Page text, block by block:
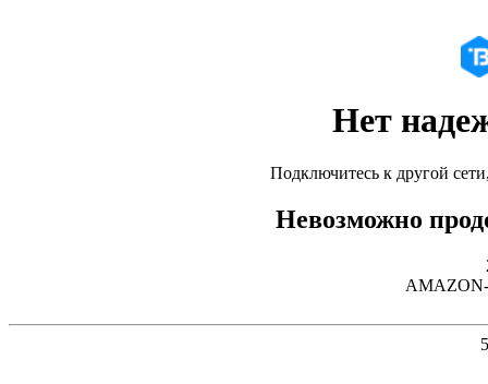
Нет
Подключитесь к другой
Невозможно
AMAZON-